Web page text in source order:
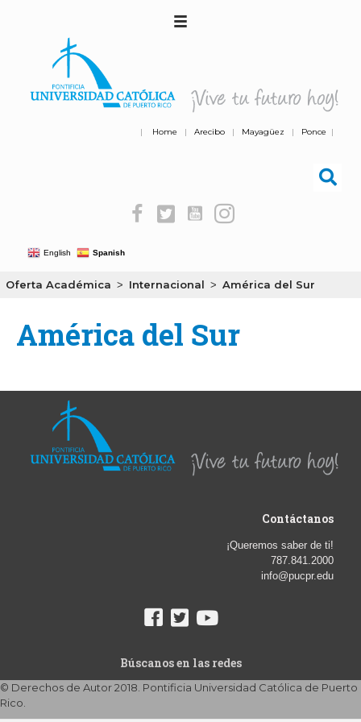
| Home | Arecibo | Mayagüez | Ponce |
English Spanish
Oferta Académica > Internacional > América del Sur
América del Sur
Contáctanos
¡Queremos saber de ti!
787.841.2000
info@pucpr.edu
Búscanos en las redes
© Derechos de Autor 2018. Pontificia Universidad Católica de Puerto
Rico.